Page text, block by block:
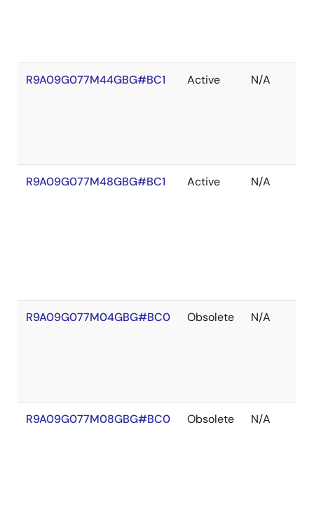
R9A09G077M44GBG#BC1 Active N/A
R9A09G077M48GBG#BC1 Active N/A
R9A09G077M04GBG#BC0 Obsolete N/A
R9A09G077M08GBG#BC0 Obsolete N/A